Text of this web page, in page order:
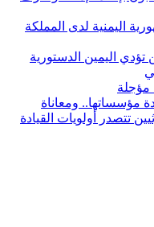
اليمنية لدى المملكة
تؤدي اليمين الدستورية
مؤجلة
مؤسساتها.. ومعاناة
تتصدر أولويات القيادة